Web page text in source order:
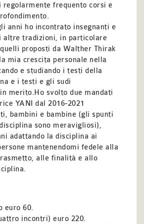
regolarmente frequento corsi e
anni ho incontrato insegnanti e
altre tradizioni, in particolare
proposti da Walther Thirak
mia crescita personale nella
e studiando i testi della
e i testi e gli sudi
merito.Ho svolto due mandati
YANI dal 2016-2021
bambini e bambine (gli spunti
sono meravigliosi),
adattando la disciplina ai
mantenendomi fedele alla
alle finalità e allo
euro 60.
incontri) euro 220.